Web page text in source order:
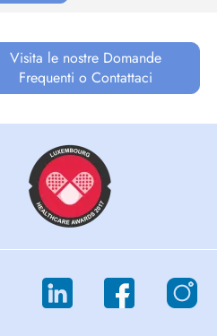
Visita le nostre Domande
Frequenti o Contattaci